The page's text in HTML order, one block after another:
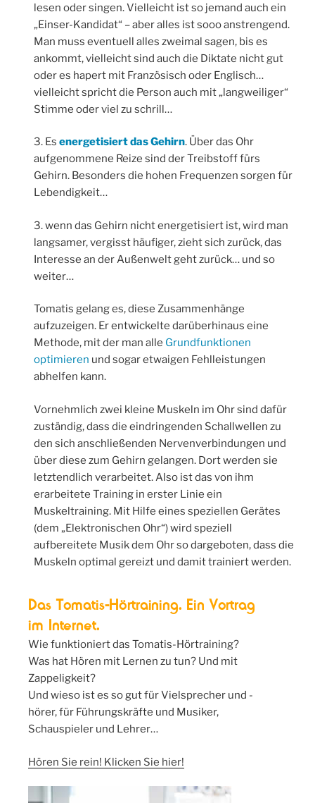
lesen oder singen. Vielleicht ist so jemand auch ein
„Einser-Kandidat“ – aber alles ist sooo anstrengend.
Man muss eventuell alles zweimal sagen, bis es
ankommt, vielleicht sind auch die Diktate nicht gut
oder es hapert mit Französisch oder Englisch…
vielleicht spricht die Person auch mit „langweiliger“
Stimme oder viel zu schrill…
3. Es energetisiert das Gehirn. Über das Ohr
aufgenommene Reize sind der Treibstoff fürs
Gehirn. Besonders die hohen Frequenzen sorgen für
Lebendigkeit…
3. wenn das Gehirn nicht energetisiert ist, wird man
langsamer, vergisst häufiger, zieht sich zurück, das
Interesse an der Außenwelt geht zurück… und so
weiter…
Tomatis gelang es, diese Zusammenhänge
aufzuzeigen. Er entwickelte darüberhinaus eine
Methode, mit der man alle Grundfunktionen
optimieren und sogar etwaigen Fehlleistungen
abhelfen kann.
Vornehmlich zwei kleine Muskeln im Ohr sind dafür
zuständig, dass die eindringenden Schallwellen zu
den sich anschließenden Nervenverbindungen und
über diese zum Gehirn gelangen. Dort werden sie
letztendlich verarbeitet. Also ist das von ihm
erarbeitete Training in erster Linie ein
Muskeltraining. Mit Hilfe eines speziellen Gerätes
(dem „Elektronischen Ohr“) wird speziell
aufbereitete Musik dem Ohr so dargeboten, dass die
Muskeln optimal gereizt und damit trainiert werden.
Das Tomatis-Hörtraining. Ein Vortrag
im Internet.
Wie funktioniert das Tomatis-Hörtraining?
Was hat Hören mit Lernen zu tun? Und mit
Zappeligkeit?
Und wieso ist es so gut für Vielsprecher und -
hörer, für Führungskräfte und Musiker,
Schauspieler und Lehrer…
Hören Sie rein! Klicken Sie hier!